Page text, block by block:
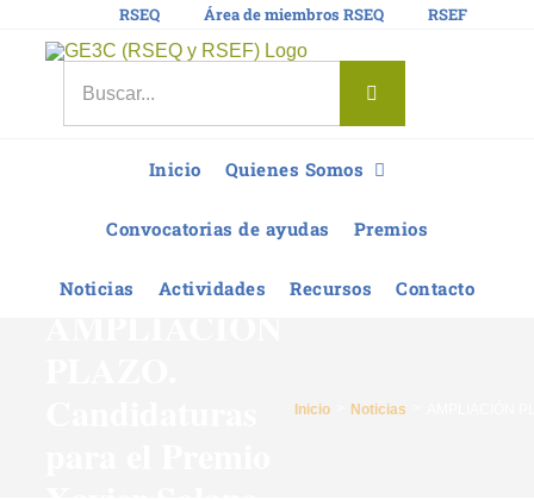
RSEQ Área de miembros RSEQ RSEF
Inicio Quienes Somos
Convocatorias de ayudas Premios
Noticias Actividades Recursos Contacto
Inicio Noticias